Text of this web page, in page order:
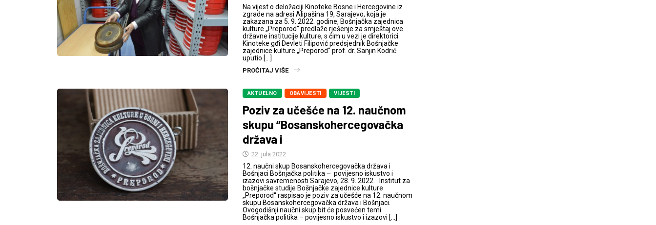
Na vijest o deložaciji Kinoteke Bosne i Hercegovine iz
zgrade na adresi Alipašina 19, Sarajevo, koja je
zakazana za 5. 9. 2022. godine, Bošnjačka zajednica
kulture „Preporod“ predlaže rješenje za smještaj ove
državne institucije kulture, s čim u vezi je direktorici
Kinoteke gđi Devleti Filipović predsjednik Bošnjačke
zajednice kulture „Preporod“ prof. dr. Sanjin Kodrić
uputio […]
PROČITAJ VIŠE
AKTUELNO OBAVIJESTI VIJESTI
Poziv za učešće na 12. naučnom
skupu “Bosanskohercegovačka
država i
22. jula 2022.
12. naučni skup Bosanskohercegovačka država i
Bošnjaci Bošnjačka politika – povijesno iskustvo i
izazovi savremenosti Sarajevo, 28. 9. 2022. Institut za
bošnjačke studije Bošnjačke zajednice kulture
„Preporod“ raspisao je poziv za učešće na 12. naučnom
skupu Bosanskohercegovačka država i Bošnjaci.
Ovogodišnji naučni skup bit će posvećen temi
Bošnjačka politika – povijesno iskustvo i izazovi […]